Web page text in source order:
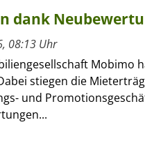
dank
08:13 Uhr
Mobimo
stiegen die
und